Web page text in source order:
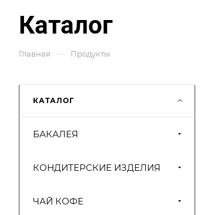
Каталог
Главная — Продукты
КАТАЛОГ
БАКАЛЕЯ
КОНДИТЕРСКИЕ ИЗДЕЛИЯ
ЧАЙ КОФЕ